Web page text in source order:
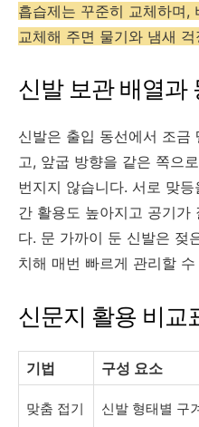
흡습제는 꾸준히 교체하며,
교체해 주면 물기와 냄새
신발 보관 배열과
신발은 출입 동선에서 조금
고, 앞굽 방향을 같은 쪽으
번지지 않습니다. 서로 맞
간 활용도 높아지고 공기가
다. 문 가까이 둔 신발은 젖
치해 매번 빠르게 관리할
신문지 활용 비교
기법 구성 요소
맞춤 접기 신발 형태별 구